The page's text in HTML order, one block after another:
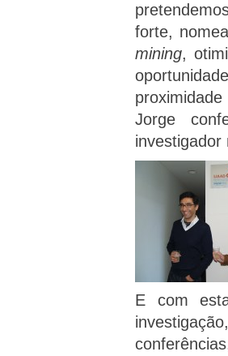
forte,
mining,
Jorge
investigador
E com